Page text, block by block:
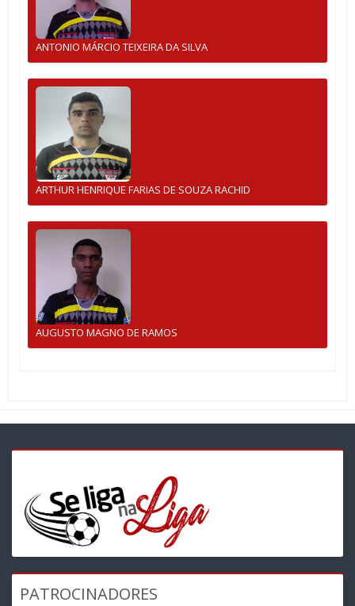
ANTONIO MÁRCIO TEIXEIRA DA SILVA
ARTHUR HENRIQUE FARIAS DE SOUZA RACHID
AUGUSTO MAGNO DE RAMOS
PATROCINADORES